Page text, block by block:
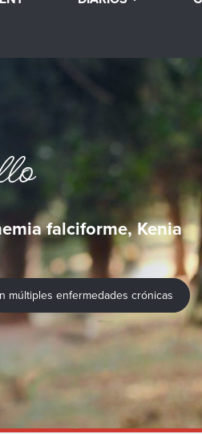
falciforme, Kenia
múltiples enfermedades crónicas